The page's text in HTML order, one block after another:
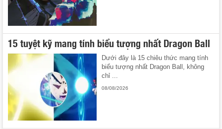
15 tuyệt kỹ mang tính biểu tượng nhất Dragon Ball
Dưới đây là 15 chiêu thức mang tính
biểu tượng nhất Dragon Ball, không
chỉ ...
08/08/2026